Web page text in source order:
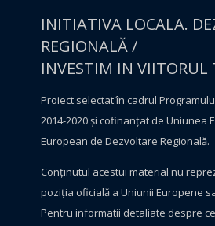
INITIATIVA LOCALA.
REGIONALĂ /
INVESTIM IN VIITORUL
Proiect selectat în cadrul
2014-2020 și cofinanțat de Uniunea
European de Dezvoltare Regională.
Conţinutul acestui material nu
poziţia oficială a Uniunii Europene
Pentru informatii detaliate despre